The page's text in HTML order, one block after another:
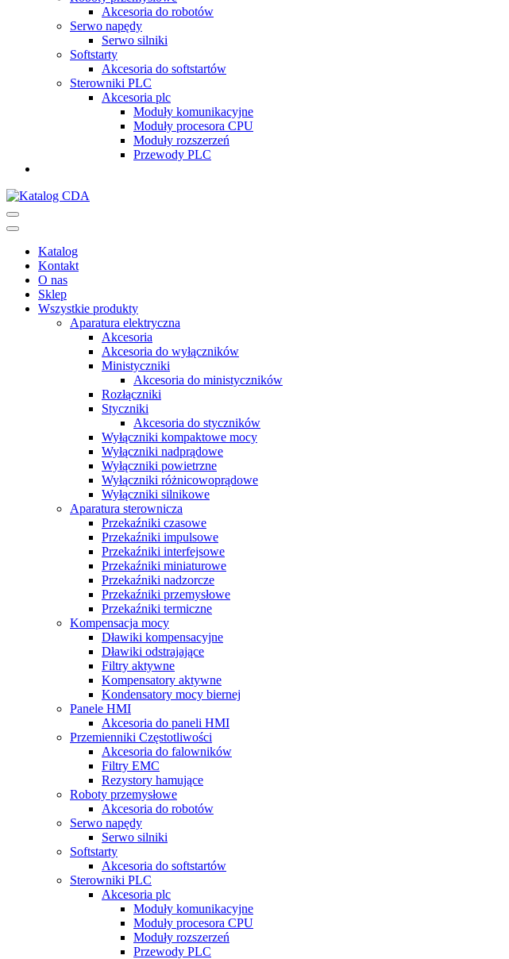
Akcesoria do robotów
Serwo napędy
Serwo silniki
Softstarty
Akcesoria do softstartów
Sterowniki PLC
Akcesoria plc
Moduły komunikacyjne
Moduły procesora CPU
Moduły rozszerzeń
Przewody PLC
Katalog
Kontakt
O nas
Sklep
Wszystkie produkty
Aparatura elektryczna
Akcesoria
Akcesoria do wyłączników
Ministyczniki
Akcesoria do ministyczników
Rozłączniki
Styczniki
Akcesoria do styczników
Wyłączniki kompaktowe mocy
Wyłączniki nadprądowe
Wyłączniki powietrzne
Wyłączniki różnicowoprądowe
Wyłączniki silnikowe
Aparatura sterownicza
Przekaźniki czasowe
Przekaźniki impulsowe
Przekaźniki interfejsowe
Przekaźniki miniaturowe
Przekaźniki nadzorcze
Przekaźniki przemysłowe
Przekaźniki termiczne
Kompensacja mocy
Dławiki kompensacyjne
Dławiki odstrajające
Filtry aktywne
Kompensatory aktywne
Kondensatory mocy biernej
Panele HMI
Akcesoria do paneli HMI
Przemienniki Częstotliwości
Akcesoria do falowników
Filtry EMC
Rezystory hamujące
Roboty przemysłowe
Akcesoria do robotów
Serwo napędy
Serwo silniki
Softstarty
Akcesoria do softstartów
Sterowniki PLC
Akcesoria plc
Moduły komunikacyjne
Moduły procesora CPU
Moduły rozszerzeń
Przewody PLC